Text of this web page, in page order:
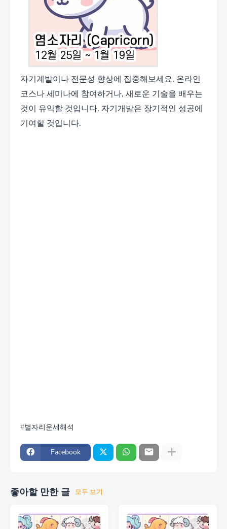
자기계발이나 전문성 향상에 집중해보세요. 온라인
코스나 세미나에 참여하거나, 새로운 기술을 배우는
것이 유익할 것입니다. 자기개발은 장기적인 성공에
기여할 것입니다.
별자리운세해석
Facebook
좋아할 만한 글 모두 보기